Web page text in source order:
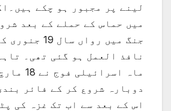
میں حماس کے حملے کے بعد
جنگ میں رواں
نافذ العمل ہو گئی تھی۔
ماہ
دوبارہ شروع کر کے فائر